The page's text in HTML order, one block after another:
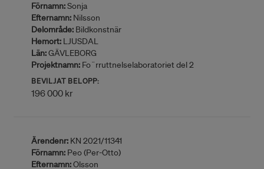
Förnamn:Sonja
Efternamn: Nilsson
Delområde: Bildkonstnär
Hemort: LJUSDAL
Län:GÄVLEBORG
Projektnamn: Fo¨rruttnelselaboratoriet del 2
BEVILJAT BELOPP:
196 000 kr
Ärendenr: KN 2021/11341
Förnamn: Peo (Per-Otto)
Efternamn:Olsson